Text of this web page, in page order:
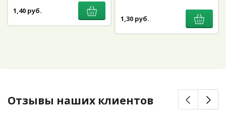
1,40 руб.
1,30 руб.
Отзывы наших клиентов